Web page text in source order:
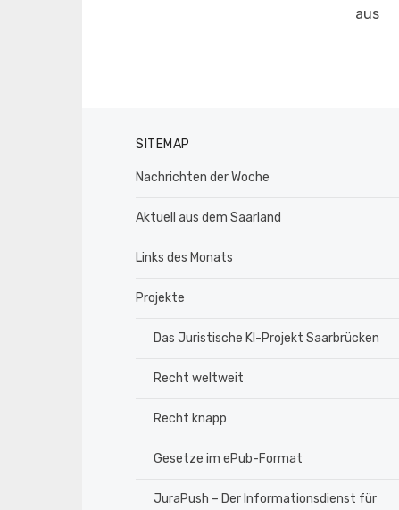
aus
SITEMAP
Nachrichten der Woche
Aktuell aus dem Saarland
Links des Monats
Projekte
Das Juristische KI-Projekt Saarbrücken
Recht weltweit
Recht knapp
Gesetze im ePub-Format
JuraPush – Der Informationsdienst für